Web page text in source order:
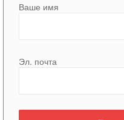
Ваше имя
Эл. почта